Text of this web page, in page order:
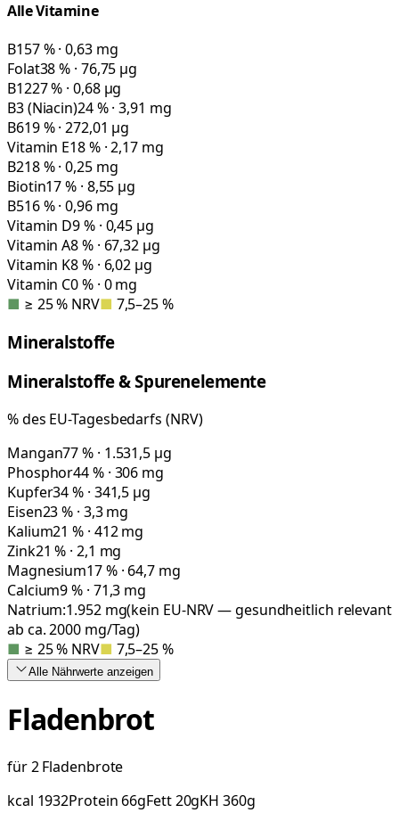
Alle Vitamine
B157 % · 0,63 mg
Folat38 % · 76,75 µg
B1227 % · 0,68 µg
B3 (Niacin)24 % · 3,91 mg
B619 % · 272,01 µg
Vitamin E18 % · 2,17 mg
B218 % · 0,25 mg
Biotin17 % · 8,55 µg
B516 % · 0,96 mg
Vitamin D9 % · 0,45 µg
Vitamin A8 % · 67,32 µg
Vitamin K8 % · 6,02 µg
Vitamin C0 % · 0 mg
■ ≥ 25 % NRV■ 7,5–25 %
Mineralstoffe
Mineralstoffe & Spurenelemente
% des EU-Tagesbedarfs (NRV)
Mangan77 % · 1.531,5 µg
Phosphor44 % · 306 mg
Kupfer34 % · 341,5 µg
Eisen23 % · 3,3 mg
Kalium21 % · 412 mg
Zink21 % · 2,1 mg
Magnesium17 % · 64,7 mg
Calcium9 % · 71,3 mg
Natrium:1.952mg(kein EU-NRV — gesundheitlich relevant
ab ca. 2000 mg/Tag)
■ ≥ 25 % NRV■ 7,5–25 %
Alle Nährwerte anzeigen
Fladenbrot
für 2 Fladenbrote
kcal 1932Protein 66gFett20gKH 360g